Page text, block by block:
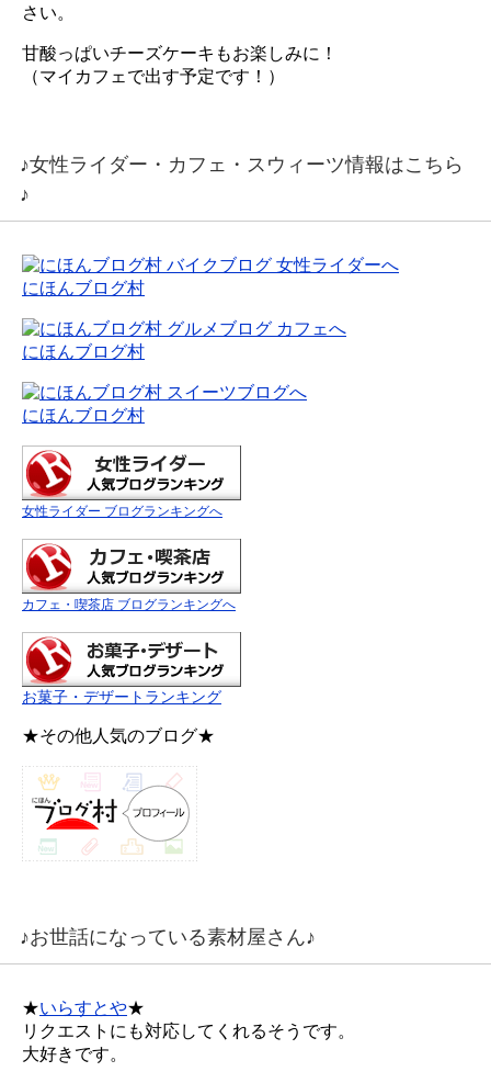
さい。
甘酸っぱいチーズケーキもお楽しみに！
（マイカフェで出す予定です！）
♪女性ライダー・カフェ・スウィーツ情報はこちら
♪
にほんブログ村
にほんブログ村
にほんブログ村
女性ライダー ブログランキングへ
カフェ・喫茶店 ブログランキングへ
お菓子・デザートランキング
★その他人気のブログ★
♪お世話になっている素材屋さん♪
★いらすとや★
リクエストにも対応してくれるそうです。
大好きです。